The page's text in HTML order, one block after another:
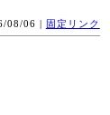
08/06 | 固定リンク